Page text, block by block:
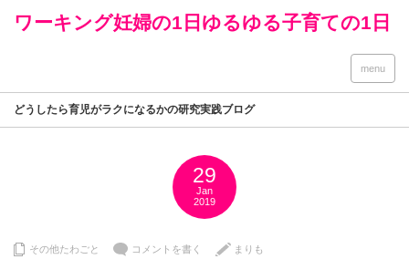
ワーキング妊婦の1日ゆるゆる子育ての1日
menu
どうしたら育児がラクになるかの研究実践ブログ
29
Jan
2019
その他たわごと コメントを書く まりも